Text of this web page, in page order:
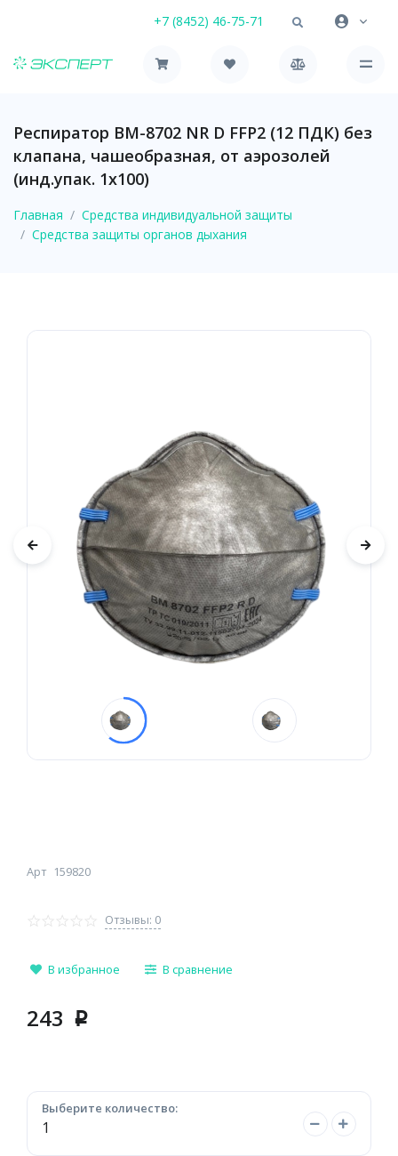
+7 (8452) 46-75-71
Респиратор ВМ-8702 NR D FFP2 (12 ПДК) без
клапана, чашеобразная, от аэрозолей
(инд.упак. 1х100)
Главная
Средства индивидуальной защиты
Средства защиты органов дыхания
Арт 159820
Отзывы: 0
В избранное В сравнение
243 p
Выберите количество: